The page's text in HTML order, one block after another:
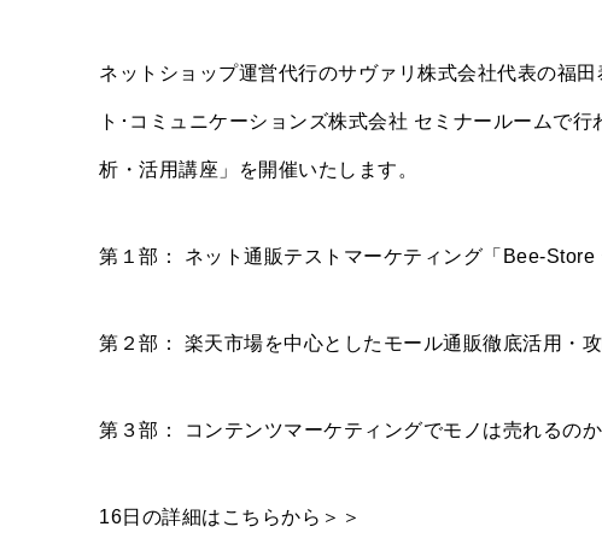
ネットショップ運営代行のサヴァリ株式会社代表の福
ト･コミュニケーションズ株式会社 セミナールームで
析・活用講座」を開催いたします。
第１部： ネット通販テストマーケティング「Bee-Store
第２部： 楽天市場を中心としたモール通販徹底活用・
第３部： コンテンツマーケティングでモノは売れるのか
16日の詳細はこちらから＞＞